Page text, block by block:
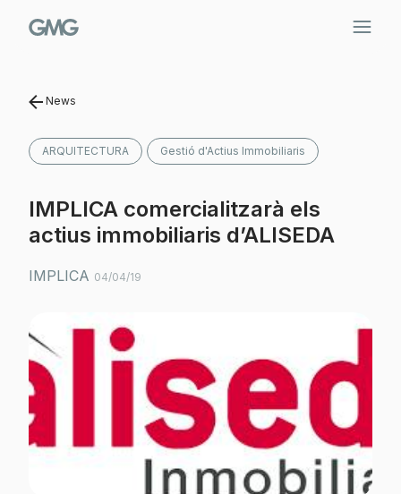
News
ARQUITECTURA Gestió d'Actius Immobiliaris
IMPLICA comercialitzarà els
actius immobiliaris d’ALISEDA
IMPLICA 04/04/19